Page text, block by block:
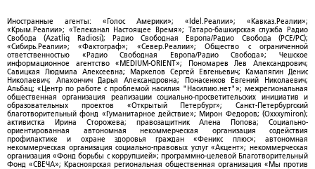
Иностранные агенты: «Голос Америки»; «Idel.Реалии»; «Кавказ.Реалии»;
«Крым.Реалии»; «Телеканал Настоящее Время»; Татаро-башкирская служба Радио
Свобода (Azatliq Radiosi); Радио Свободная Европа/Радио Свобода (PCE/PC);
«Сибирь.Реалии»; «Фактограф»; «Север.Реалии»; Общество с ограниченной
ответственностью «Радио Свободная Европа/Радио Свобода»; Чешское
информационное агентство «MEDIUM-ORIENT»; Пономарев Лев Александрович;
Савицкая Людмила Алексеевна; Маркелов Сергей Евгеньевич; Камалягин Денис
Николаевич; Апахончич Дарья Александровна; Понасенков Евгений Николаевич;
Альбац; «Центр по работе с проблемой насилия "Насилию.нет"»; межрегиональная
общественная организация реализации социально-просветительских инициатив и
образовательных проектов «Открытый Петербург»; Санкт-Петербургский
благотворительный фонд «Гуманитарное действие»; Мирон Федоров; (Oxxxymiron);
активистка Ирина Сторожева; правозащитник Алена Попова; Социально-
ориентированная автономная некоммерческая организация содействия
профилактике и охране здоровья граждан «Феникс плюс»; автономная
некоммерческая организация социально-правовых услуг «Акцент»; некоммерческая
организация «Фонд борьбы с коррупцией»; программно-целевой Благотворительный
Фонд «СВЕЧА»; Красноярская региональная общественная организация «Мы против